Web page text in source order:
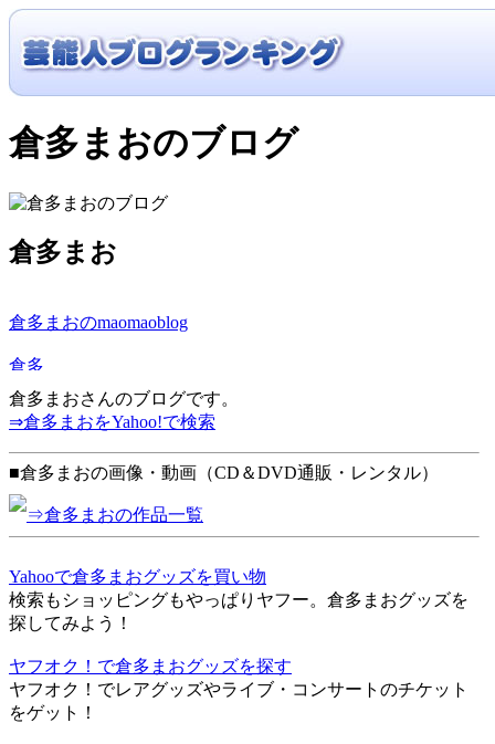
倉多まおのブログ
倉多まお
倉多まおのmaomaoblog
倉多まおさんのブログです。
⇒倉多まおをYahoo!で検索
■倉多まおの画像・動画（CD＆DVD通販・レンタル）
⇒倉多まおの作品一覧
Yahooで倉多まおグッズを買い物
検索もショッピングもやっぱりヤフー。倉多まおグッズを
探してみよう！
ヤフオク！で倉多まおグッズを探す
ヤフオク！でレアグッズやライブ・コンサートのチケット
をゲット！